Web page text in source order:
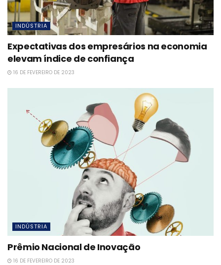
INDÚSTRIA
Expectativas dos empresários na economia
elevam índice de confiança
16 DE FEVEREIRO DE 2023
INDÚSTRIA
Prêmio Nacional de Inovação
16 DE FEVEREIRO DE 2023